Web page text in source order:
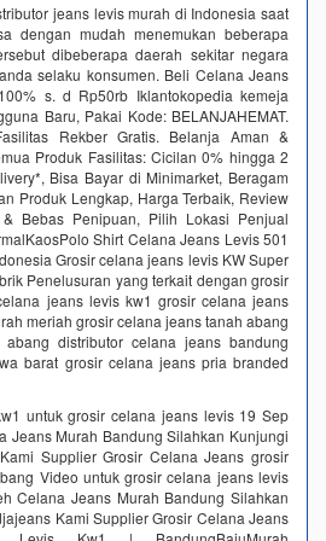
jeans levis murah di Indonesia saat
dengan mudah menemukan beberapa
dibeberapa daerah sekitar negara
selaku konsumen. Beli Celana Jeans
s. d Rp50rb‎ Iklantokopedia kemeja
Baru, Pakai Kode: BELANJAHEMAT.
Rekber Gratis. Belanja Aman &
Produk Fasilitas: Cicilan 0% hingga 2
Bisa Bayar di Minimarket, Beragam
Produk Lengkap, Harga Terbaik, Review
Bebas Penipuan, Pilih Lokasi Penjual
Shirt Celana Jeans Levis 501
Grosir celana jeans levis KW Super
Penelusuran yang terkait dengan grosir
jeans levis kw1 grosir celana jeans
meriah grosir celana jeans tanah abang
distributor celana jeans bandung
barat grosir celana jeans pria branded
untuk grosir celana jeans levis 19 Sep
Jeans Murah Bandung Silahkan Kunjungi
Supplier Grosir Celana Jeans grosir
Video untuk grosir celana jeans levis
Celana Jeans Murah Bandung Silahkan
Kami Supplier Grosir Celana Jeans